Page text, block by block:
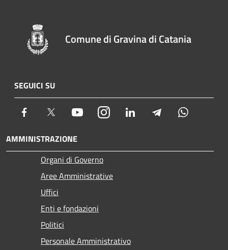
Comune di Gravina di Catania
SEGUICI SU
Facebook Twitter YoutubeInstagram LinkedIn Telegram
AMMINISTRAZIONE
Organi di Governo
Aree Amministrative
Uffici
Enti e fondazioni
Politici
Personale Amministrativo